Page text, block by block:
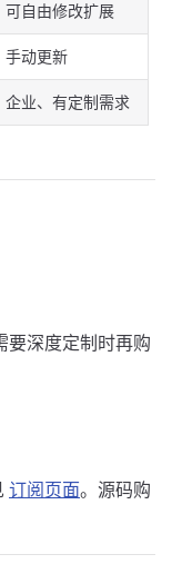
可自由修改扩展
手动更新
企业、有定制需求
要深度定制时再购
订阅页面。源码购